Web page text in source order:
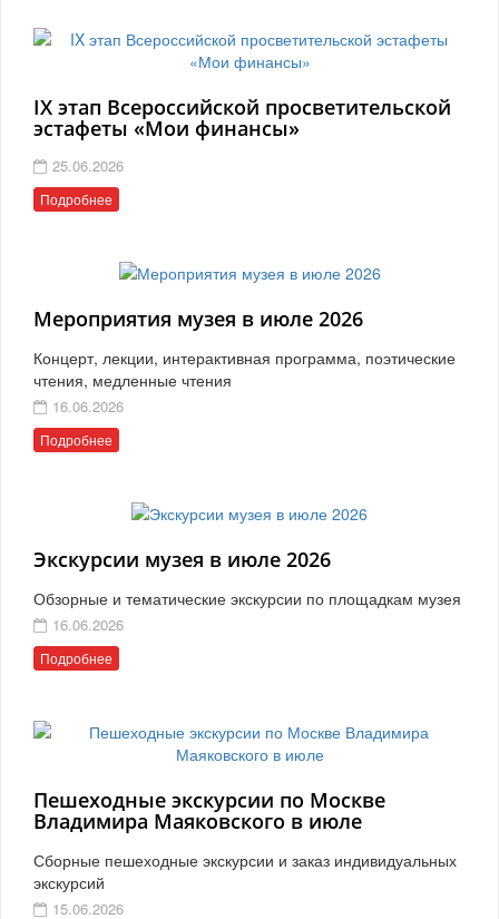
IX этап Всероссийской просветительской
эстафеты «Мои финансы»
25.06.2026
Подробнее
Мероприятия музея в июле 2026
Концерт, лекции, интерактивная программа, поэтические
чтения, медленные чтения
16.06.2026
Подробнее
Экскурсии музея в июле 2026
Обзорные и тематические экскурсии по площадкам музея
16.06.2026
Подробнее
Пешеходные экскурсии по Москве
Владимира Маяковского в июле
Сборные пешеходные экскурсии и заказ индивидуальных
экскурсий
15.06.2026